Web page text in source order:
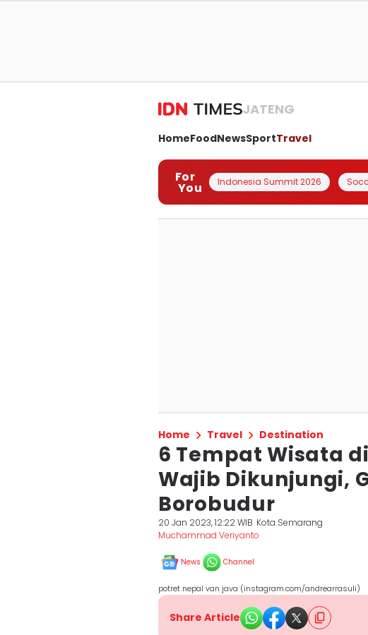
JATENG
HomeFoodNewsSportTravel
For
You Indonesia Summit 2026
Home Travel Destination
6 Tempat Wisata
Wajib Dikunjungi,
Borobudur
20 Jan 2023, 12:22 WIB Kota Semarang
Muchammad Veriyanto
News Channel
potret nepal van java (instagram.com/andrearrasuli)
Share Article